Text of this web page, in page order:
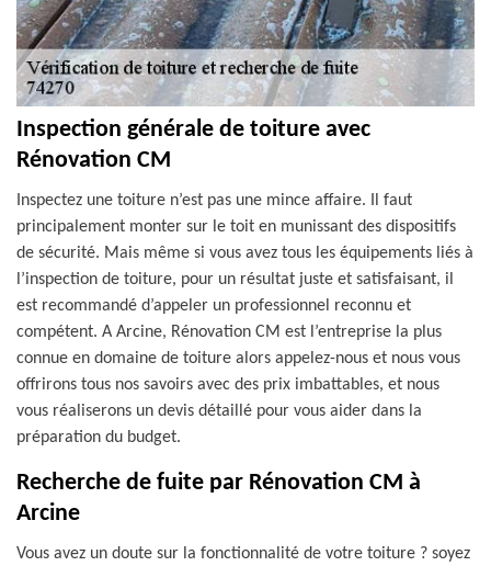
Inspection générale de toiture avec
Rénovation CM
Inspectez une toiture n’est pas une mince affaire. Il faut
principalement monter sur le toit en munissant des dispositifs
de sécurité. Mais même si vous avez tous les équipements liés à
l’inspection de toiture, pour un résultat juste et satisfaisant, il
est recommandé d’appeler un professionnel reconnu et
compétent. A Arcine, Rénovation CM est l’entreprise la plus
connue en domaine de toiture alors appelez-nous et nous vous
offrirons tous nos savoirs avec des prix imbattables, et nous
vous réaliserons un devis détaillé pour vous aider dans la
préparation du budget.
Recherche de fuite par Rénovation CM à
Arcine
Vous avez un doute sur la fonctionnalité de votre toiture ? soyez